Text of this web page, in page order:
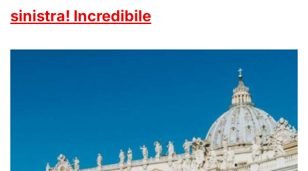
sinistra! Incredibile